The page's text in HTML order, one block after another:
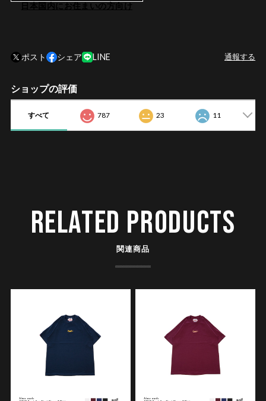
日本国内にお住まいの方向け
ポスト シェア LINE 通報する
ショップの評価
すべて 787 23 11
RELATED PRODUCTS
関連商品